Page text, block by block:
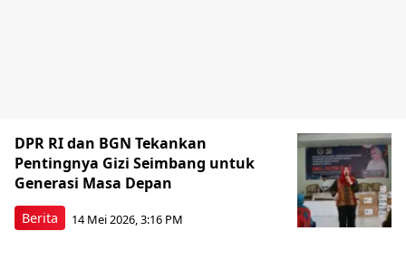
Berita
DPR RI dan BGN Tekankan
Pentingnya Gizi Seimbang untuk
Generasi Masa Depan
14 Mei 2026, 3:16 PM